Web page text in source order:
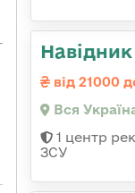
від 21000
Вся
1 центр
ЗСУ